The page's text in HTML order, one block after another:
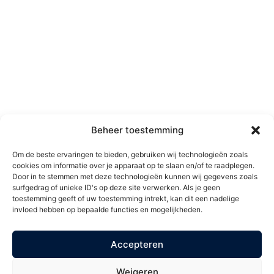
Beheer toestemming
Om de beste ervaringen te bieden, gebruiken wij technologieën zoals
cookies om informatie over je apparaat op te slaan en/of te raadplegen.
Door in te stemmen met deze technologieën kunnen wij gegevens zoals
surfgedrag of unieke ID's op deze site verwerken. Als je geen
toestemming geeft of uw toestemming intrekt, kan dit een nadelige
invloed hebben op bepaalde functies en mogelijkheden.
Accepteren
Weigeren
MH Kliniek Rijswijk
Wo
13:00 – 21:00
Vr
10:00 – 17:00
*tijden op dinsdag kunnen
eerder of later beginnen.
Blijf op de
hoogte
Blijf op de hoogte van onze
aanbiedingen. Schrijf u in op
onze mailing en ontvang €
5,- korting op uw volgende